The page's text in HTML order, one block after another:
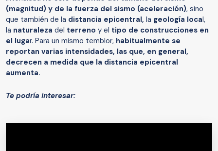
(magnitud) y de la fuerza del sismo (aceleración), sino
que también de la distancia epicentral, la geología local,
la naturaleza del terreno y el tipo de construcciones en
el lugar. Para un mismo temblor, habitualmente se
reportan varias intensidades, las que, en general,
decrecen a medida que la distancia epicentral
aumenta.
Te podría interesar: